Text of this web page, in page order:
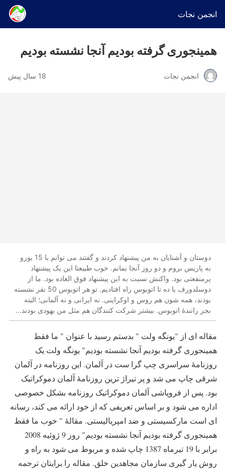
انجمن نجات
همینجوری گرفته بودیم آنجا نشسته بودیم
انجمن نجات 18 سال پیش
دوستان و آشنایان به من پیشنهاد کردند و گفتند می توانم با 15 یورو
به پاریس بروم و دو روز آنجا بمانم. خوب طبیعتا این یک پیشنهاد
پرمنفعتی بود. واکنش نسبت به این پیشنهاد فوق العاده بود. ما از
دوسلدورف با ده تا اتوبوس راه افتادیم. تو هر اتوبوس 50 نفر نشسته
بودند، همه شون هم روس و اوکراینی. نه ایرانی و نه آلمانی؛ البته
بجز رانندۀ اتوبوس. بیشتر شرکت کنندگان هم مثل من یهودی بودند...
مقاله ای از "یونگه ولت " بدستم رسید با عنوان " ما فقط
همینجوری گرفته بودیم آنجا نشسته بودیم" یونگه ولت یک
روزنامۀ سراسری چپ گرا ست در آلمان. این روزنامه در آلمان
شرقی چاپ می شد و پر تیراژ ترین روزنامۀ آلمان دموکراتیک
بود. پس از فروپاشی آلمان دموکراتیک روزنامه بشکل خصوصی
اداره می شود و بر اساس تعریفی که از خود ارائه می کند، رسانه
ای است مارکسیستی و ضد امپریالیستی. مقالۀ " خوب ما فقط
همینجوری گرفته بودیم آنجا نشسته بودیم" روز 9 ژوئیه 2008
برابر با 19 تیرماه 1387 چاپ شده و مربوط می شود به راه و
روش یار گیری سازمان مجاهدین خلق. مقاله را برایتان ترجمه